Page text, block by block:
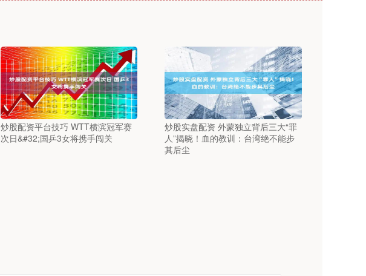
炒股配资平台技巧 WTT横滨冠军赛
次日&#32;国乒3女将携手闯关
炒股实盘配资 外蒙独立背后三大“罪
人”揭晓！血的教训：台湾绝不能步
其后尘